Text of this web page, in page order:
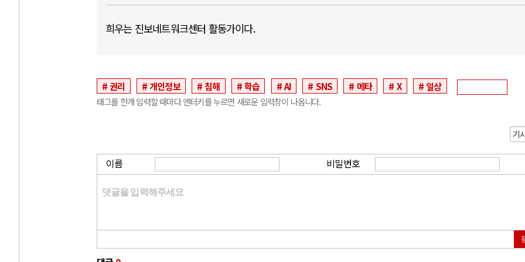
희우는 진보네트워크센터 활동가이다.
권리 개인정보 침해 학습 AI SNS 메타 X 일상
태그를 한개 입력할 때마다 엔터키를 누르면 새로운 입력창이 나옵니다.
기
이름 비밀번호